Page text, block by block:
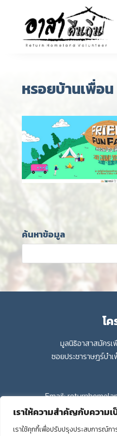
เราให้ความสำคัญกับควา
เราใช้คุกกี้เพื่อปรับปรุงประสบการณ์ก
หรอยบ้านเพื่อน
ค้นหาข้อมูล
โ
มูลนิธิอาสาสมัคร
ซอยประชาราษฎร์บ
Email: